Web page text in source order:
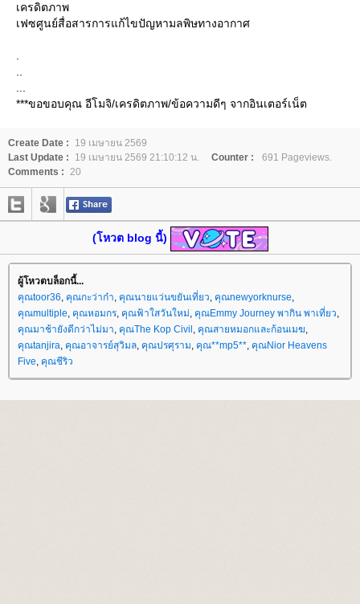
เครดิตภาพ
เฟซศูนย์สื่อสารการแก้ไขปัญหามลพิษทางอากาศ
***ขอขอบคุณ อีโมจิ/เครดิตภาพ/ข้อความดีๆ จากอินเตอร์เน็ต
Create Date :
19 เมษายน 2569
Last Update :
19 เมษายน 2569 21:10:12 น. Counter :
691 Pageviews.
Comments : 20
(โหวต blog นี้)
ผู้โหวตบล็อกนี้...
คุณtoor36, คุณกะว่าก๋า, คุณนายแว่นขยันเที่ยว, คุณnewyorknurse,
คุณmultiple, คุณหอมกร, คุณฟ้าใสวันใหม่, คุณEmmy Journey พากิน พาเที่ยว,
คุณมาช้ายังดีกว่าไม่มา, คุณThe Kop Civil , คุณสายหมอกและก้อนเมฆ,
คุณtanjira, คุณอาจารย์สุวิมล, คุณปรศุราม, คุณ**mp5**, คุณNior Heavens
Five, คุณชีริว